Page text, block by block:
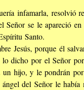
infamarla, resolvió
Señor se le apareció
Santo.
Jesús, porque él
dicho por el Señor
hijo, y le pondrán
del Señor le